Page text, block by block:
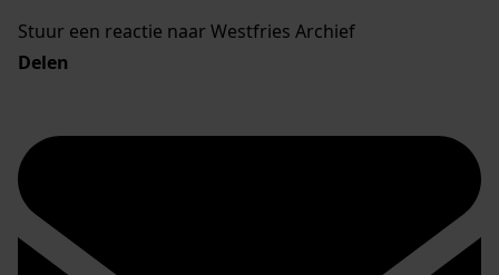
Stuur een reactie naar Westfries Archief
Delen